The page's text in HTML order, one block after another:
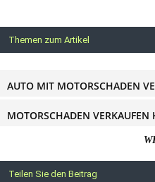
Themen zum Artikel
AUTO MIT MOTORSCHADEN
MOTORSCHADEN VERKAUFEN
Teilen Sie den Beitrag